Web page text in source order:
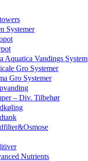
Systemer
Aquatica Vandings System
Gro Systemer
Gro Systemer
– Div. Tilbehør
Nutrients